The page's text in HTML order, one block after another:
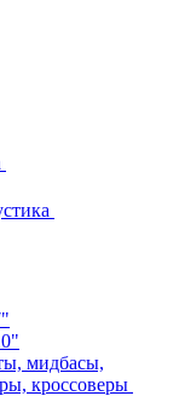
мидбасы,
кроссоверы